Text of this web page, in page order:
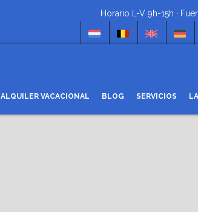
Horario L-V 9h-15h · Fuera
ALQUILER VACACIONAL BLOG SERVICIOS